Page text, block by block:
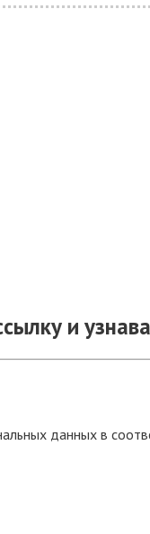
и
данных в